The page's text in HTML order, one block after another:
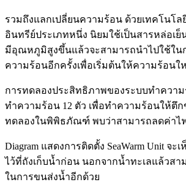
รวมถึงแลกเปลี่ยนความร้อน ด้วยเทคโนโ
อินทรีย์ประเภทหนึ่ง นิยมใช้เป็นสารหล่อเ
มีอุณหภูมิสูงขึ้นแล้วจะสามารถนำไปใช้ใน
ความร้อนอีกครั้งเพื่อเริ่มต้นให้ความร้อนใ
การทดลองประสิทธิภาพของระบบทำความ
ทำความร้อน 12 ตัว เพื่อทำความร้อนให้ตึ
ทดลองในพิพิธภัณฑ์ พบว่าสามารถลดค่าไฟ
Diagram แสดงการติดตั้ง SeaWarm Unit
ไว้ที่ถังเก็บน้ำก่อน นอกจากน้ำทะเลแล้วส
ในการขนส่งน้ำอีกด้วย